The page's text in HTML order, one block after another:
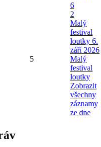
5
6
2
Malý
festival
loutky 6.
září 2026
Malý
festival
loutky
Zobrazit
všechny
záznamy
ze dne